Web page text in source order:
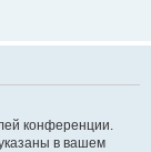
конференции.
в вашем